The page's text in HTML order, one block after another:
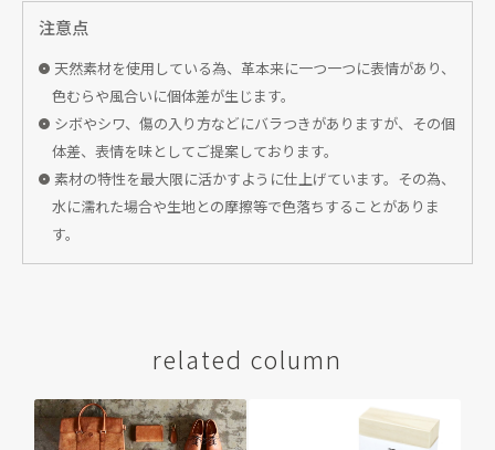
注意点
天然素材を使用している為、革本来に一つ一つに表情があり、
色むらや風合いに個体差が生じます。
シボやシワ、傷の入り方などにバラつきがありますが、その個
体差、表情を味としてご提案しております。
素材の特性を最大限に活かすように仕上げています。その為、
水に濡れた場合や生地との摩擦等で色落ちすることがありま
す。
related column